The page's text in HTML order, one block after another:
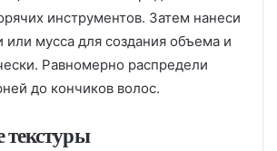
инструментов. Затем нанеси
или мусса для создания объема и
Равномерно распредели
до кончиков волос.
текстуры